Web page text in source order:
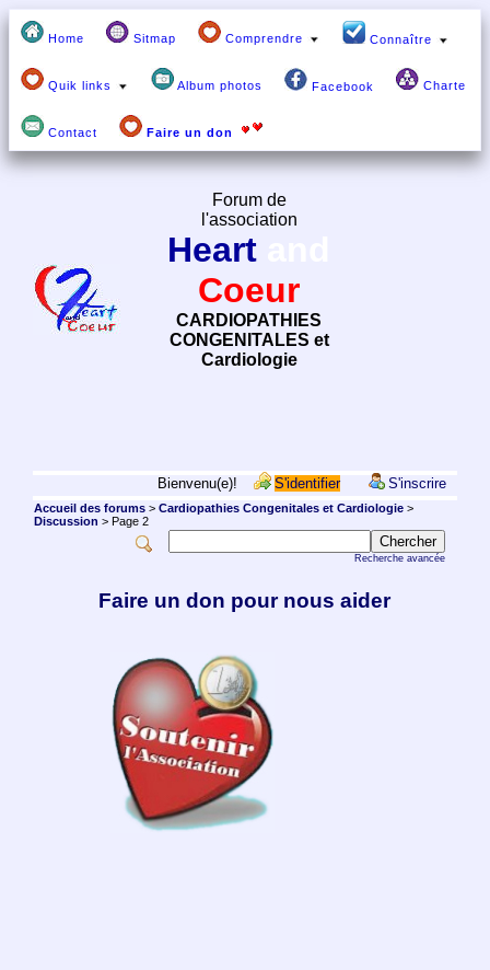
Home Sitmap Comprendre Connaître
Quik links Album photos Facebook Charte
Contact Faire un don
Forum de
l'association
Heart
Coeur
CARDIOPATHIES
CONGENITALES et
Cardiologie
Bienvenu(e)! S'identifier S'inscrire
Accueil des forums> Cardiopathies Congenitales et Cardiologie>
Discussion > Page 2
Recherche avancée
Faire un don pour nous aider